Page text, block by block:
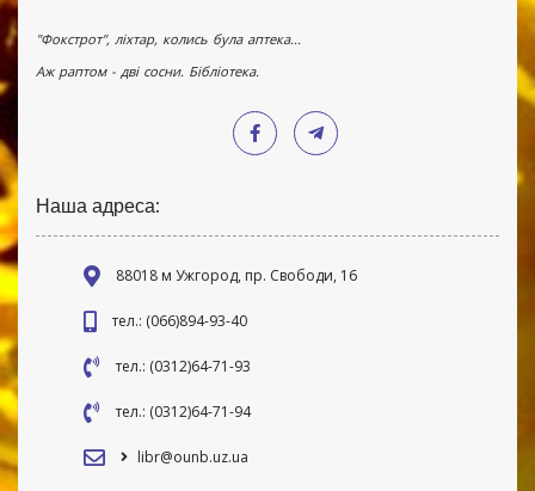
"Фокстрот", ліхтар, колись була аптека...
Аж раптом - дві сосни. Бібліотека.
Наша адреса:
88018 м Ужгород, пр. Свободи, 16
тел.: (066)894-93-40
тел.: (0312)64-71-93
тел.: (0312)64-71-94
libr@ounb.uz.ua